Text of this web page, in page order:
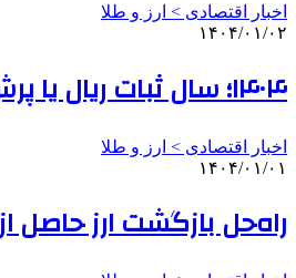
اخبار اقتصادی > ارز و طلا
۱۴۰۴/۰۱/۰۲
۱۴۰۴؛ سال ثبات ریال یا پرش دلار؟
اخبار اقتصادی > ارز و طلا
۱۴۰۴/۰۱/۰۱
راه‌حل بازگشت ارز حاصل